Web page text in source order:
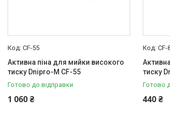
Доставка та оплата
CF-55
Активна піна для мийки високого
тиску Dnipro-M CF-55
Готово до відправки
1 060 ₴
CF-
тиску
Готово
440 ₴